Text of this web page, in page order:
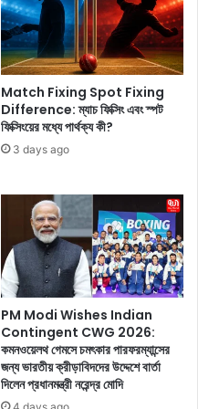
Match Fixing Spot Fixing
Difference: ম্যাচ ফিক্সিং এবং স্পট
ফিক্সিংয়ের মধ্যে পার্থক্য কী?
3 days ago
PM Modi Wishes Indian
Contingent CWG 2026:
কমনওয়েলথ গেমসে চমৎকার পারফরম্যান্সের
জন্য ভারতীয় ক্রীড়াবিদদের উদ্দেশে বার্তা
দিলেন প্রধানমন্ত্রী নরেন্দ্র মোদি